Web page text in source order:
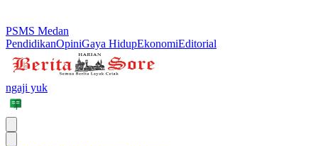
PSMS Medan
PendidikanOpiniGaya HidupEkonomiEditorial
ngaji yuk